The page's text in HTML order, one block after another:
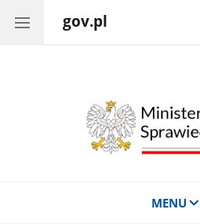
gov.pl
MENU